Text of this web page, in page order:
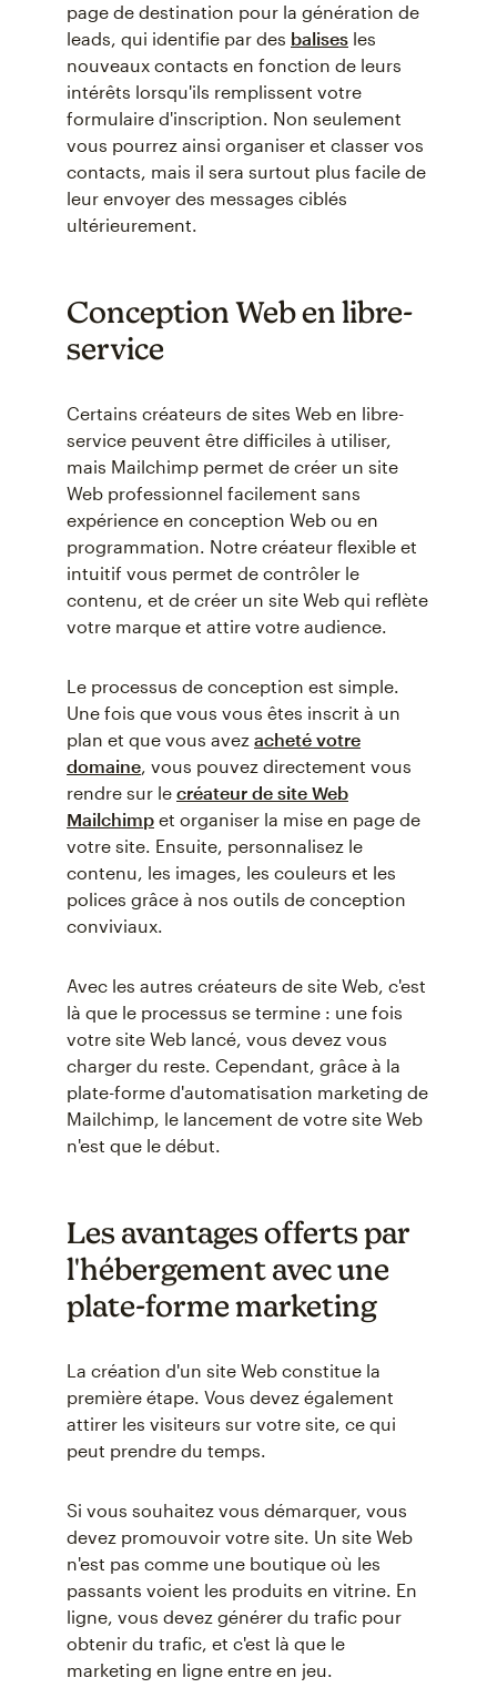
page de destination pour la génération de
leads, qui identifie par des balises les
nouveaux contacts en fonction de leurs
intérêts lorsqu'ils remplissent votre
formulaire d'inscription. Non seulement
vous pourrez ainsi organiser et classer vos
contacts, mais il sera surtout plus facile de
leur envoyer des messages ciblés
ultérieurement.
Conception Web en libre-
service
Certains créateurs de sites Web en libre-
service peuvent être difficiles à utiliser,
mais Mailchimp permet de créer un site
Web professionnel facilement sans
expérience en conception Web ou en
programmation. Notre créateur flexible et
intuitif vous permet de contrôler le
contenu, et de créer un site Web qui reflète
votre marque et attire votre audience.
Le processus de conception est simple.
Une fois que vous vous êtes inscrit à un
plan et que vous avez acheté votre
domaine, vous pouvez directement vous
rendre sur le créateur de site Web
Mailchimp et organiser la mise en page de
votre site. Ensuite, personnalisez le
contenu, les images, les couleurs et les
polices grâce à nos outils de conception
conviviaux.
Avec les autres créateurs de site Web, c'est
là que le processus se termine : une fois
votre site Web lancé, vous devez vous
charger du reste. Cependant, grâce à la
plate-forme d'automatisation marketing de
Mailchimp, le lancement de votre site Web
n'est que le début.
Les avantages offerts par
l'hébergement avec une
plate-forme marketing
La création d'un site Web constitue la
première étape. Vous devez également
attirer les visiteurs sur votre site, ce qui
peut prendre du temps.
Si vous souhaitez vous démarquer, vous
devez promouvoir votre site. Un site Web
n'est pas comme une boutique où les
passants voient les produits en vitrine. En
ligne, vous devez générer du trafic pour
obtenir du trafic, et c'est là que le
marketing en ligne entre en jeu.